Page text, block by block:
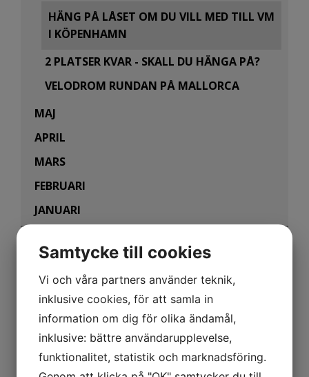
HÄNG PÅ LÅSET OM DU VILL MED TILL VM
I KÖPENHAMN
2 PLATSER KVAR - SKALL DU HÄNGA PÅ?
VELODROM RUNDAN PÅ MALLORCA
MAJ
APRIL
MARS
FEBRUARI
JANUARI
2010
HÄNG PÅ LÅSET OM DU
VILL MED TILL VM I
Samtycke till cookies
Vi och våra partners använder teknik,
inklusive cookies, för att samla in
information om dig för olika ändamål,
inklusive: bättre användarupplevelse,
funktionalitet, statistik och marknadsföring.